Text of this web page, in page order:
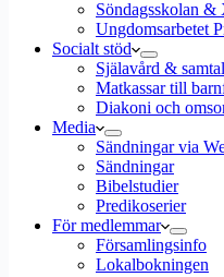
Söndagsskolan &
Ungdomsarbetet
Socialt stöd
Själavård & samtal
Matkassar till
Diakoni och
Media
Sändningar via
Sändningar
Bibelstudier
Predikoserier
För medlemmar
Församlingsinfo
Lokalbokningen